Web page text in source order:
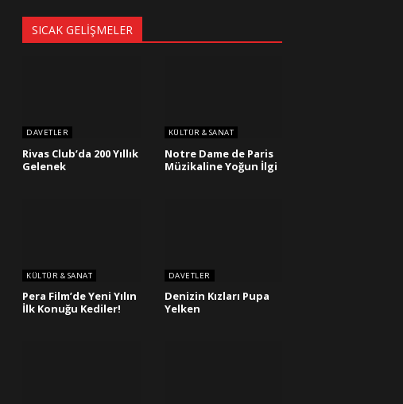
SICAK GELIŞMELER
DAVETLER
Rivas Club’da 200 Yıllık
Gelenek
KÜLTÜR & SANAT
Notre Dame de Paris
Müzikaline Yoğun İlgi
KÜLTÜR & SANAT
Pera Film’de Yeni Yılın
İlk Konuğu Kediler!
DAVETLER
Denizin Kızları Pupa
Yelken